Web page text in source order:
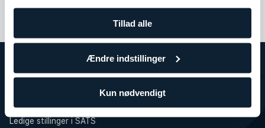
Tillad alle
Ændre indstillinger
Kun nødvendigt
Træning for virksomheder
Ledige stillinger i SATS